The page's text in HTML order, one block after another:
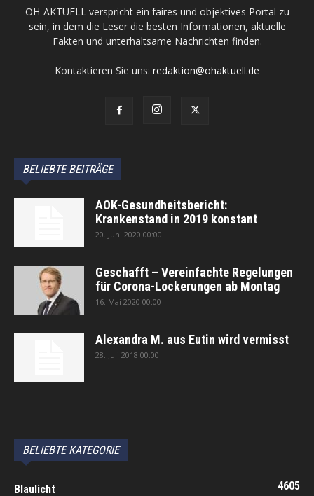
OH-AKTUELL verspricht ein faires und objektives Portal zu
sein, in dem die Leser die besten Informationen, aktuelle
Fakten und unterhaltsame Nachrichten finden.
Kontaktieren Sie uns: redaktion@ohaktuell.de
BELIEBTE BEITRÄGE
AOK-Gesundheitsbericht:
Krankenstand in 2019 konstant
20. Juni 2020 00:00
Geschafft – Vereinfachte Regelungen
für Corona-Lockerungen ab Montag
16. Mai 2020 00:00
Alexandra M. aus Eutin wird vermisst
28. Juli 2018 00:00
BELIEBTE KATEGORIE
Blaulicht 4605